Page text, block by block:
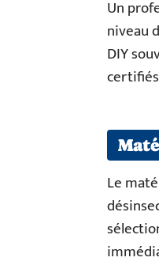
Un
niveau
DIY
Le